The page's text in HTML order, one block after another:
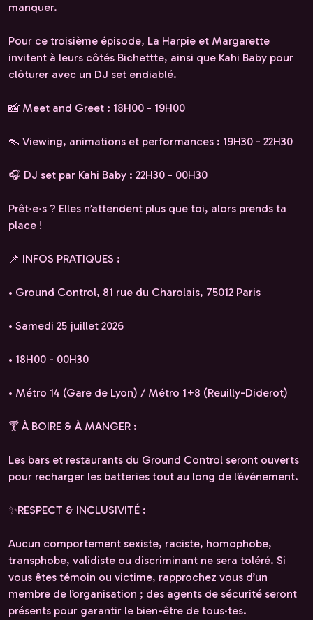
manquer.
Pour ce troisième épisode, La Harpie et Margarette
invitent à leurs côtés Bichettte, ainsi que Kahi Baby pour
clôturer avec un DJ set endiablé.
📸 Meet and Greet : 18H00 - 19H00
👠 Viewing, animations et performances : 19H30 - 22H30
🎧 DJ set par Kahi Baby : 22H30 - 00H30
Prêt·e·s ? Elles n’attendent plus que toi, alors prends ta
place !
📌 INFOS PRATIQUES :
•⁠ ⁠Ground Control, 81 rue du Charolais, 75012 Paris
•⁠ Samedi 25 juillet 2026
•⁠ ⁠18H00 - 00H30
•⁠ ⁠Métro 14 (Gare de Lyon) / Métro 1+8 (Reuilly-Diderot)
🍸 À BOIRE & À MANGER :
Les bars et restaurants du Ground Control seront ouverts
pour recharger les batteries tout au long de l’événement.
✨RESPECT & INCLUSIVITÉ :
Aucun comportement sexiste, raciste, homophobe,
transphobe, validiste ou discriminant ne sera toléré. Si
vous êtes témoin ou victime, rapprochez vous d’un
membre de l’organisation ; des agents de sécurité seront
présents pour garantir le bien-être de tous·tes.